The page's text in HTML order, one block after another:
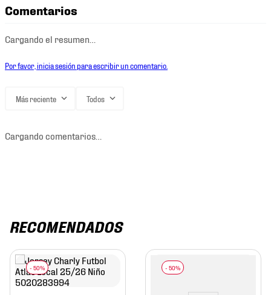
Comentarios
Cargando el resumen…
Por favor, inicia sesión para escribir un comentario.
Más reciente Todos
Cargando comentarios…
RECOMENDADOS